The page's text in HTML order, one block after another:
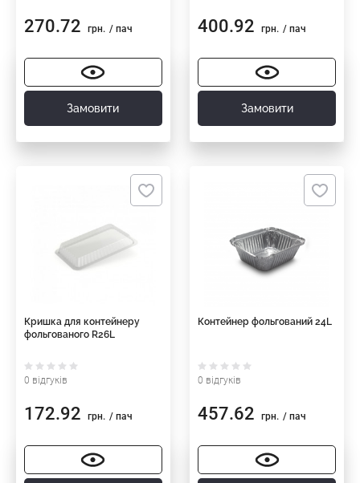
270.72 грн. / пач
Замовити
400.92 грн. / пач
Замовити
Кришка для контейнеру
фольгованого R26L
0 відгуків
172.92 грн. / пач
Контейнер фольгований 24L
0 відгуків
457.62 грн. / пач